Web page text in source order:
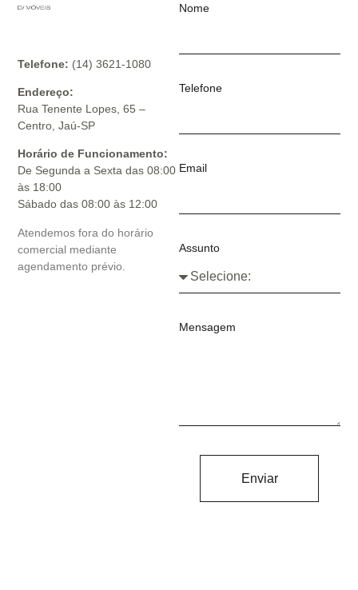
Telefone: (14) 3621-1080
Endereço:
Rua Tenente Lopes, 65 –
Centro, Jaú-SP
Horário de Funcionamento:
De Segunda a Sexta das 08:00
às 18:00
Sábado das 08:00 às 12:00
Atendemos fora do horário
comercial mediante
agendamento prévio.
Nome
Telefone
Email
Assunto
Mensagem
Enviar